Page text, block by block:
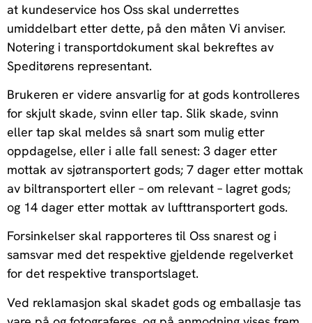
at kundeservice hos Oss skal underrettes
umiddelbart etter dette, på den måten Vi anviser.
Notering i transportdokument skal bekreftes av
Speditørens representant.
Brukeren er videre ansvarlig for at gods kontrolleres
for skjult skade, svinn eller tap. Slik skade, svinn
eller tap skal meldes så snart som mulig etter
oppdagelse, eller i alle fall senest: 3 dager etter
mottak av sjøtransportert gods; 7 dager etter mottak
av biltransportert eller – om relevant – lagret gods;
og 14 dager etter mottak av lufttransportert gods.
Forsinkelser skal rapporteres til Oss snarest og i
samsvar med det respektive gjeldende regelverket
for det respektive transportslaget.
Ved reklamasjon skal skadet gods og emballasje tas